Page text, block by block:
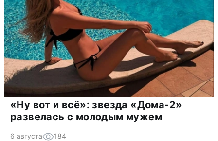
«Ну вот и всё»: звезда «Дома-2»
развелась с молодым мужем
6 августа 184